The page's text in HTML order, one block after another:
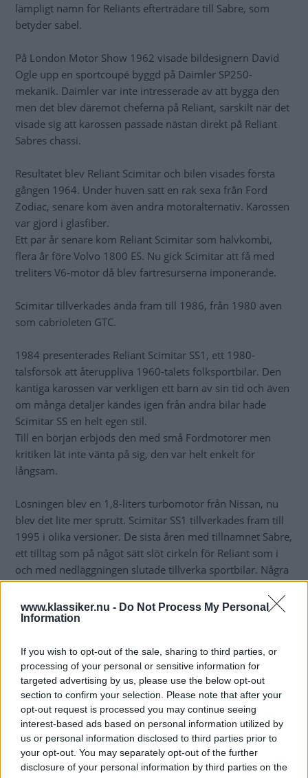
www.klassiker.nu - Do Not Process My Personal
Information
If you wish to opt-out of the sale, sharing to third parties, or
processing of your personal or sensitive information for
targeted advertising by us, please use the below opt-out
section to confirm your selection. Please note that after your
opt-out request is processed you may continue seeing
interest-based ads based on personal information utilized by
us or personal information disclosed to third parties prior to
your opt-out. You may separately opt-out of the further
disclosure of your personal information by third parties on the
lämpligt namn för Reliants efterträdare till Sabre, som
betyder sabel.
På London Motor Show 1962 visade bildesignern David
Ogle upp en sportcoupé byggd på Daimler SP250-
mekanik. Daimler var inte intresserade av att bygga den
men det blev däremot cheferna på Reliant, särskilt när det
visade sig att karossen passade nästan direkt på Reliant
Sabres chassi.
Resultatet blev Reliant Scimitar och bilen visades första
gången 1964. Under huven satt en rak sexa från Ford
Zodiac, senare kom även andra motoralternativ. Karossen
var gjord i glasfiber.
Ett par år senare kom Reliant Scimitar som halvkombi,
flera år före Volvo 1800 ES. Nu gick Scimitar att få med
treliters V6-motor då blev fartresurserna imponerande.
Scimitar tillverkades ända fram till 1986, från 1980 även
som cabrioleten GTC.
1984 presenterades Reliant Scimitar SS1, ett 1980-
talsförsök att återuppliva 1960-talets folksportbilar. Den
kantiga karossen var verkligen ett barn av sin tid och även
om många detaljer kändes igen från andra bilar hade
Scimitar SS en helt egen stil.
Till en början erbjöds den med små Fordmotorer men
kritiken lät inte vänta på sig, den var helt enkelt för
långsam.
Lösningen blev en 1,8-liters turbomotor från Nissan, nu
blev det lite mer sprutt. Scimitar SS1 tillverkades fram till
1995 i olika versioner. De sista åren med tillnamnet Sabre,
ett tilltag som på något sätt slöt cirkeln för Reliant som i
och med nedläggningen slutade tillverka sportbilar. Några
år senare var hela företaget nedlagt.